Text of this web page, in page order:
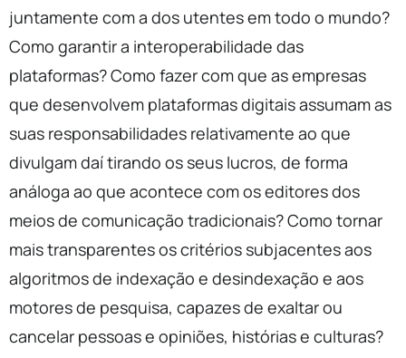
juntamente com a dos utentes em todo o mundo?
Como garantir a interoperabilidade das
plataformas? Como fazer com que as empresas
que desenvolvem plataformas digitais assumam as
suas responsabilidades relativamente ao que
divulgam daí tirando os seus lucros, de forma
análoga ao que acontece com os editores dos
meios de comunicação tradicionais? Como tornar
mais transparentes os critérios subjacentes aos
algoritmos de indexação e desindexação e aos
motores de pesquisa, capazes de exaltar ou
cancelar pessoas e opiniões, histórias e culturas?